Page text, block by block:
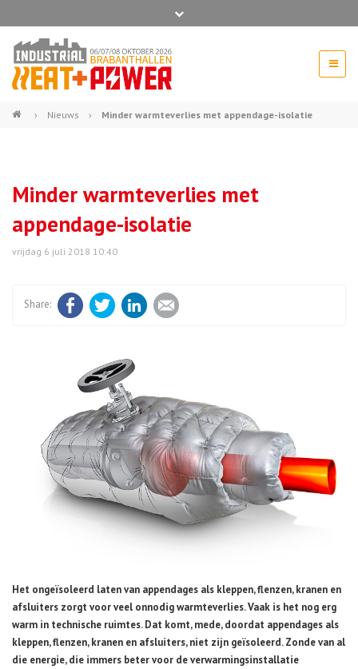
beurs@54events.nl
› Nieuws › Minder warmteverlies met appendage-isolatie
Minder warmteverlies met
appendage-isolatie
vrijdag 6 juli 2018 10:40
FacebookTwitter LinkedIn
Het ongeïsoleerd laten van appendages als kleppen, flenzen, kranen en
afsluiters zorgt voor veel onnodig warmteverlies. Vaak is het nog erg
warm in technische ruimtes. Dat komt, mede, doordat appendages als
kleppen, flenzen, kranen en afsluiters, niet zijn geïsoleerd. Zonde van al
die energie, die immers beter voor de verwarmingsinstallatie